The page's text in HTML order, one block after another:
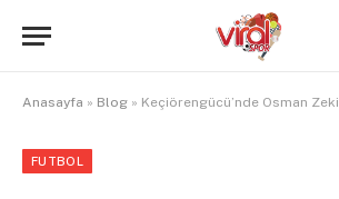
Anasayfa » Blog » Keçiörengücü’nde Osman
FUTBOL